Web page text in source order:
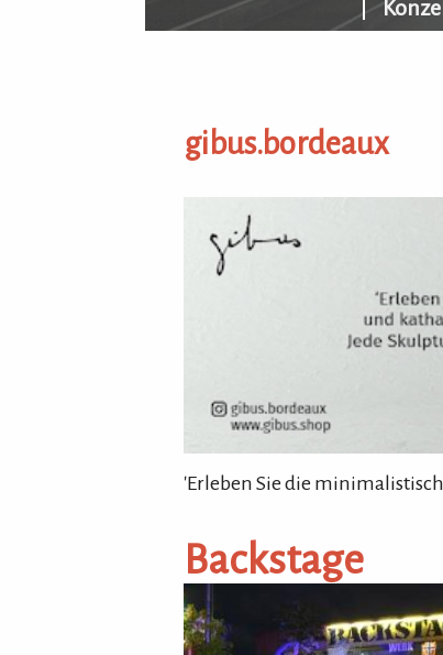
gibus.bordeaux
gibus.bordeaux
'Erleben Sie die
Backstage